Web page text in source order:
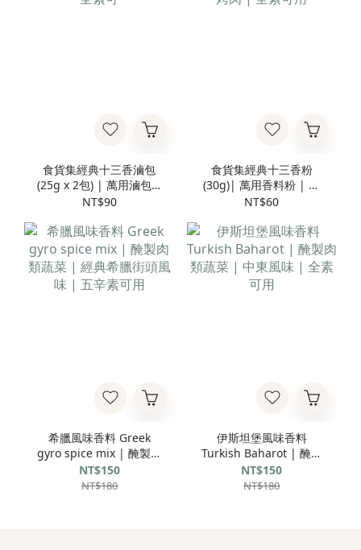
食貨集經典十三香滷包
(25g x 2包) | 萬用滷包 |
全素可
NT$90
食貨集經典十三香粉
(30g)| 萬用香料粉 | 醃
肉烤肉 | 全素可用
NT$60
希臘風味香料 Greek
gyro spice mix | 醃製肉
類蔬菜 | 經典希臘街頭風
味 | 五辛素可用
NT$150
NT$180
伊斯坦堡風味香料
Turkish Baharot | 醃製
肉類蔬菜 | 中東風味 |
全素可用
NT$150
NT$180